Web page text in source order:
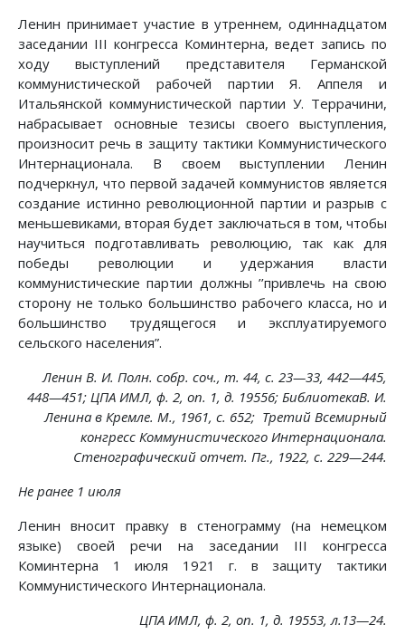
Ленин принимает участие в утреннем, одиннадцатом
заседании III конгресса Коминтерна, ведет запись по
ходу выступлений представителя Германской
коммунистической рабочей партии Я. Аппеля и
Итальянской коммунистической партии У. Террачини,
набрасывает основные тезисы своего выступления,
произносит речь в защиту тактики Коммунистического
Интернационала. В своем выступлении Ленин
подчеркнул, что первой задачей коммунистов является
создание истинно революционной партии и разрыв с
меньшевиками, вторая будет заключаться в том, чтобы
научиться подготавливать революцию, так как для
победы революции и удержания власти
коммунистические партии должны ’’привлечь на свою
сторону не только большинство рабочего класса, но и
большинство трудящегося и эксплуатируемого
сельского населения”.
Ленин В. И. Полн. собр. соч., т. 44, с. 23—33, 442—445,
448—451; ЦПА ИМЛ, ф. 2, on. 1, д. 19556; БиблиотекаВ. И.
Ленина в Кремле. М., 1961, с. 652; Третий Всемирный
конгресс Коммунистического Интернационала.
Стенографический отчет. Пг., 1922, с. 229—244.
Не ранее 1 июля
Ленин вносит правку в стенограмму (на немецком
языке) своей речи на заседании III конгресса
Коминтерна 1 июля 1921 г. в защиту тактики
Коммунистического Интернационала.
ЦПА ИМЛ, ф. 2, on. 1, д. 19553, л.13—24.